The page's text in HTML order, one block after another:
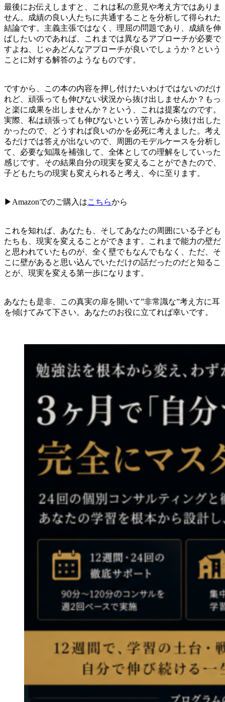
最後にお伝えしますと、これは私の意見や考え方ではありま
せん。成績の良い人たちに共通することを分析して得られた
結論です。主義主張ではなく、理屈の問題であり、成績を伸
ばしたいのであれば、これまでは異なるアプローチが必要で
すよね、じゃあどんなアプローチが良いでしょうか？という
ことに対する解答のようなものです。
ですから、この本の内容を押し付けたいわけではないのだけ
れど、頑張っても伸びない状況から抜け出しませんか？もっ
と楽に成果を出しませんか？という、これは提案なのです。
実際、私は頑張っても伸びないという苦しみから抜け出した
かったので、どうすれば良いのかを必死に考えました。考え
るだけでは答えが出ないので、周囲のモデルケースを分析し
て、必要な知識を補強して、全体としての理解をしていった
感じです。その結果自分の現実を変えることができたので、
子どもたちの現実も変えられると考え、今に至ります。
▶︎Amazonでのご購入はこちらから
これを知れば、あなたも、そしてあなたの周囲にいる子ども
たちも、現実を変えることができます。これまで能力の壁だ
と思われていたものが、全く壁でもなんでもなく、ただ、そ
こに壁があると思い込んでいただけの話だったのだと知るこ
とが、現実を変える第一歩になります。
あなたも是非、この真実の扉を開いて”非常識な”考え方に耳
を傾けてみて下さい。あなたのお役に立てれば幸いです。